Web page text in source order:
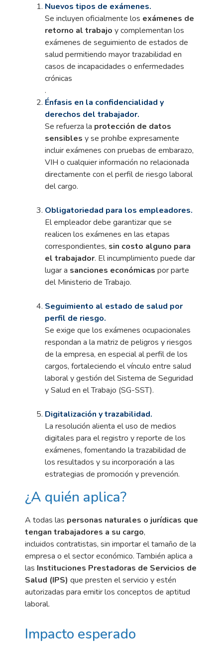
Nuevos tipos de exámenes.
Se incluyen oficialmente los exámenes de
retorno al trabajo y complementan los
exámenes de seguimiento de estados de
salud permitiendo mayor trazabilidad en
casos de incapacidades o enfermedades
crónicas
.
Énfasis en la confidencialidad y
derechos del trabajador.
Se refuerza la protección de datos
sensibles y se prohíbe expresamente
incluir exámenes con pruebas de embarazo,
VIH o cualquier información no relacionada
directamente con el perfil de riesgo laboral
del cargo.
Obligatoriedad para los empleadores.
El empleador debe garantizar que se
realicen los exámenes en las etapas
correspondientes, sin costo alguno para
el trabajador. El incumplimiento puede dar
lugar a sanciones económicas por parte
del Ministerio de Trabajo.
Seguimiento al estado de salud por
perfil de riesgo.
Se exige que los exámenes ocupacionales
respondan a la matriz de peligros y riesgos
de la empresa, en especial al perfil de los
cargos, fortaleciendo el vínculo entre salud
laboral y gestión del Sistema de Seguridad
y Salud en el Trabajo (SG-SST).
Digitalización y trazabilidad.
La resolución alienta el uso de medios
digitales para el registro y reporte de los
exámenes, fomentando la trazabilidad de
los resultados y su incorporación a las
estrategias de promoción y prevención.
¿A quién aplica?
A todas las personas naturales o jurídicas que
tengan trabajadores a su cargo,
incluidos contratistas, sin importar el tamaño de la
empresa o el sector económico. También aplica a
las Instituciones Prestadoras de Servicios de
Salud (IPS) que presten el servicio y estén
autorizadas para emitir los conceptos de aptitud
laboral.
Impacto esperado